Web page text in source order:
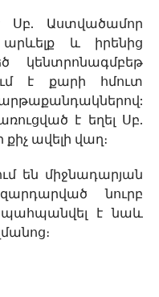
Սբ. Աստվածամոր
և իրենից
կենտրոնագմբեթ
է քարի հմուտ
է եղել Սբ.
ավելի վաղ։
են միջնադարյան
նուրբ
պահպանվել է նաև